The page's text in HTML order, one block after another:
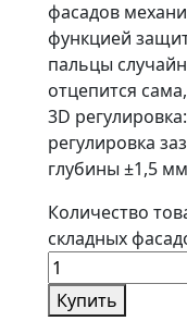
фасадов
функцией
пальцы
отцепится
3D
регулировка
глубины ±1,5 мм
Количество
складных
Купить